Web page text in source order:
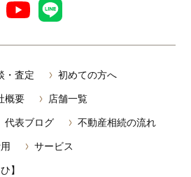
・査定 初めての方へ
概要 店舗一覧
代表ブログ 不動産相続の流れ
サービス
】